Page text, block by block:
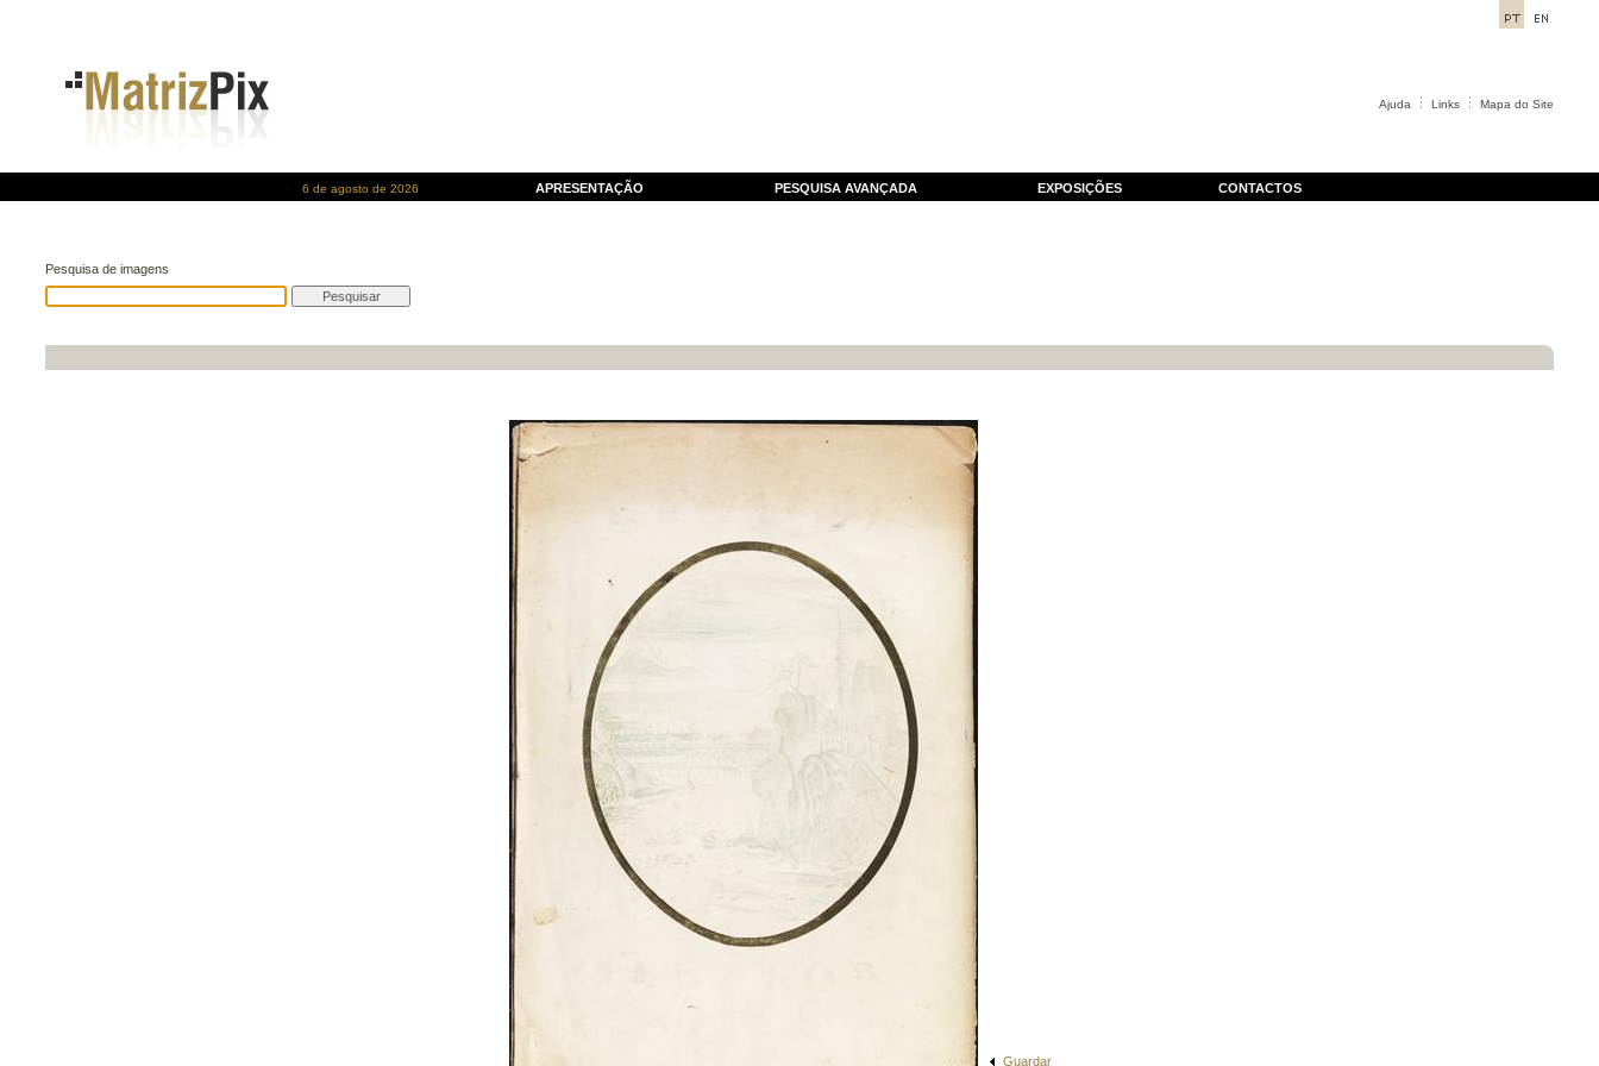
Ajuda Links Mapa do Site
6 de agosto de 2026 APRESENTAÇÃO PESQUISA AVANÇADA EXPOSIÇÕES CONTACTOS
Pesquisa de imagens
Guardar